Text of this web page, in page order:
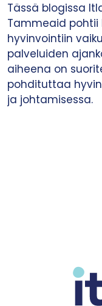
Tässä blogissa
Tammeaid pohtii
hyvinvointiin
palveluiden
aiheena on
pohdituttaa
ja johtamisessa.